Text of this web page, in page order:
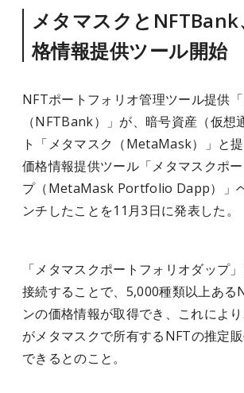
メタマスクとNFTBank
格情報提供ツール開始
NFTポートフォリオ管理ツール提供
（NFTBank）」が、暗号資産（仮想
ト「メタマスク（MetaMask）」と
価格情報提供ツール「メタマスクポ
プ（MetaMask Portfolio Dapp）」
ンチしたことを11月3日に発表した。
「メタマスクポートフォリオダップ
接続することで、5,000種類以上ある
ンの価格情報が取得でき、これによ
がメタマスクで所有するNFTの推定
できるとのこと。